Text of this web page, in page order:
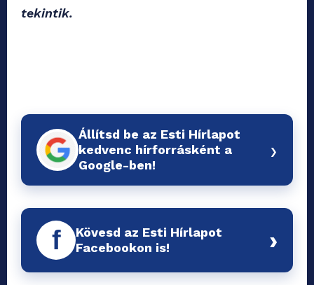
tekintik.
Állítsd be az Esti Hírlapot
kedvenc hírforrásként a
Google-ben!
›
f
Kövesd az Esti Hírlapot
Facebookon is!
›